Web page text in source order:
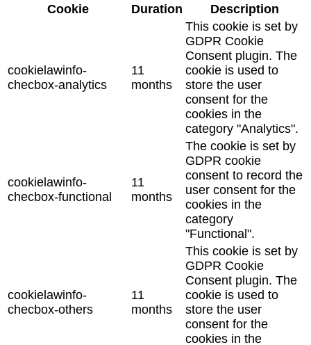
Cookie
Duration Description
cookielawinfo-
checbox-analytics
11
months
This cookie is set by
GDPR Cookie
Consent plugin. The
cookie is used to
store the user
consent for the
cookies in the
category "Analytics".
cookielawinfo-
checbox-functional
11
months
The cookie is set by
GDPR cookie
consent to record the
user consent for the
cookies in the
category
"Functional".
cookielawinfo-
checbox-others
11
months
This cookie is set by
GDPR Cookie
Consent plugin. The
cookie is used to
store the user
consent for the
cookies in the